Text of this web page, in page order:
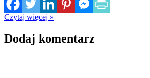
Czytaj więcej »
Dodaj komentarz